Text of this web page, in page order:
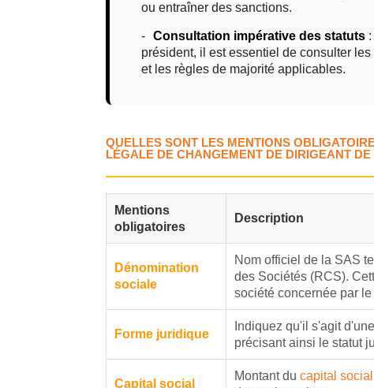
ou entraîner des sanctions.
Consultation impérative des statuts
président, il est essentiel de consulter
et les règles de majorité applicables.
QUELLES SONT LES MENTIONS
LÉGALE DE CHANGEMENT DE DIRIGEANT
Mentions
obligatoires
Description
Dénomination
sociale
Nom officiel de la SAS
des Sociétés (RCS).
société concernée par
Forme juridique
Indiquez qu'il s'agit
précisant ainsi le statut
Capital social
Montant du capital